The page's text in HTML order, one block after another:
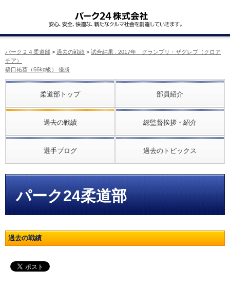
パーク２４柔道部 > 過去の戦績 > 試合結果 : 2017年 グランプリ・ザグレブ（クロア
チア）
橋口祐葵（66kg級） 優勝
柔道部トップ 部員紹介
過去の戦績 総監督挨拶・紹介
選手ブログ 過去のトピックス
パーク24柔道部
過去の戦績